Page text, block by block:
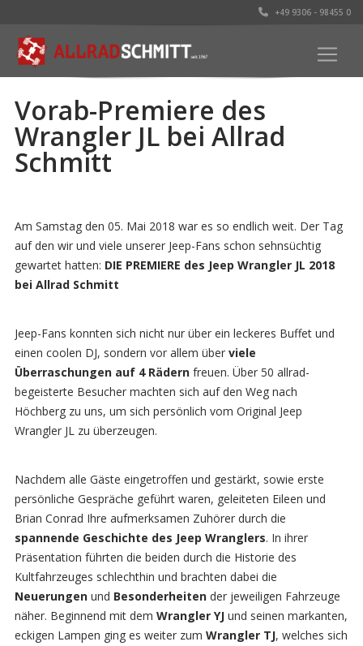
+49 9306 - 98455 0
Vorab-Premiere des
Wrangler JL bei Allrad
Schmitt
Am Samstag den 05. Mai 2018 war es so endlich weit. Der Tag
auf den wir und viele unserer Jeep-Fans schon sehnsüchtig
gewartet hatten: DIE PREMIERE des Jeep Wrangler JL 2018
bei Allrad Schmitt
Jeep-Fans konnten sich nicht nur über ein leckeres Buffet und
einen coolen DJ, sondern vor allem über viele
Überraschungen auf 4 Rädernfreuen. Über 50 allrad-
begeisterte Besucher machten sich auf den Weg nach
Höchberg zu uns, um sich persönlich vom Original Jeep
Wrangler JL zu überzeugen.
Nachdem alle Gäste eingetroffen und gestärkt, sowie erste
persönliche Gespräche geführt waren, geleiteten Eileen und
Brian Conrad Ihre aufmerksamen Zuhörer durch die
spannende Geschichte des Jeep Wranglers. In ihrer
Präsentation führten die beiden durch die Historie des
Kultfahrzeuges schlechthin und brachten dabei die
Neuerungenund Besonderheitender jeweiligen Fahrzeuge
näher. Beginnend mit dem Wrangler YJund seinen markanten,
eckigen Lampen ging es weiter zum Wrangler TJ, welches sich